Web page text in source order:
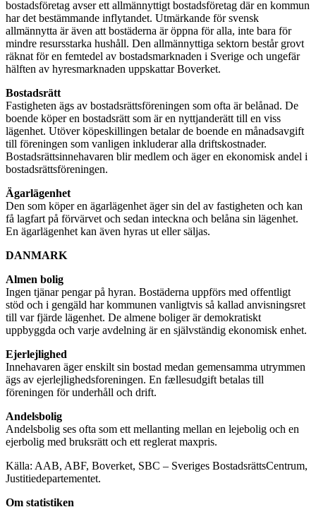
bostadsföretag avser ett allmännyttigt bostadsföretag där en kommun
har det bestämmande inflytandet. Utmärkande för svensk
allmännytta är även att bostäderna är öppna för alla, inte bara för
mindre resursstarka hushåll. Den allmännyttiga sektorn består grovt
räknat för en femtedel av bostadsmarknaden i Sverige och ungefär
hälften av hyresmarknaden uppskattar Boverket.
Bostadsrätt
Fastigheten ägs av bostadsrättsföreningen som ofta är belånad. De
boende köper en bostadsrätt som är en nyttjanderätt till en viss
lägenhet. Utöver köpeskillingen betalar de boende en månadsavgift
till föreningen som vanligen inkluderar alla driftskostnader.
Bostadsrättsinnehavaren blir medlem och äger en ekonomisk andel i
bostadsrättsföreningen.
Ägarlägenhet
Den som köper en ägarlägenhet äger sin del av fastigheten och kan
få lagfart på förvärvet och sedan inteckna och belåna sin lägenhet.
En ägarlägenhet kan även hyras ut eller säljas.
DANMARK
Almen bolig
Ingen tjänar pengar på hyran. Bostäderna uppförs med offentligt
stöd och i gengäld har kommunen vanligtvis så kallad anvisningsret
till var fjärde lägenhet. De almene boliger är demokratiskt
uppbyggda och varje avdelning är en självständig ekonomisk enhet.
Ejerlejlighed
Innehavaren äger enskilt sin bostad medan gemensamma utrymmen
ägs av ejerlejlighedsforeningen. En fællesudgift betalas till
föreningen för underhåll och drift.
Andelsbolig
Andelsbolig ses ofta som ett mellanting mellan en lejebolig och en
ejerbolig med bruksrätt och ett reglerat maxpris.
Källa: AAB, ABF, Boverket, SBC – Sveriges BostadsrättsCentrum,
Justitiedepartementet.
Om statistiken